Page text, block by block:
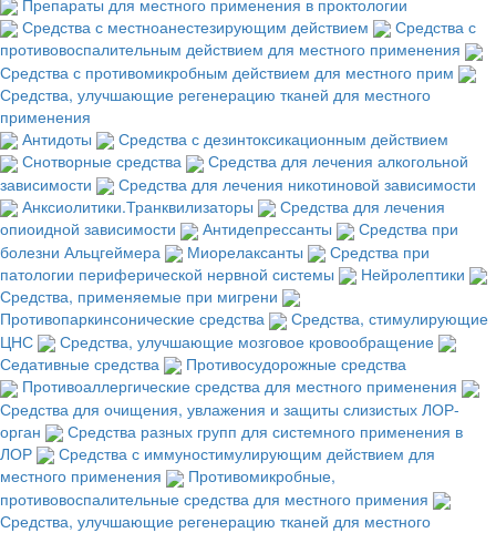
Средства с местноанестезирующим действием
Средства с
противовоспалительным действием для местного применения
Средства с противомикробным действием для местного прим
Средства, улучшающие регенерацию тканей для местного
применения
Антидоты
Средства с дезинтоксикационным действием
Снотворные средства
Средства для лечения алкогольной
зависимости
Средства для лечения никотиновой зависимости
Анксиолитики.Транквилизаторы
Средства для лечения
опиоидной зависимости
Антидепрессанты
Средства при
болезни Альцгеймера
Миорелаксанты
Средства при
патологии периферической нервной системы
Нейролептики
Средства, применяемые при мигрени
Противопаркинсонические средства
Средства, стимулирующие
ЦНС
Средства, улучшающие мозговое кровообращение
Седативные средства
Противосудорожные средства
Противоаллергические средства для местного применения
Средства для очищения, увлажения и защиты слизистых ЛОР-
орган
Средства разных групп для системного применения в
ЛОР
Средства с иммуностимулирующим действием для
местного применения
Противомикробные,
противовоспалительные средства для местного примения
Средства, улучшающие регенерацию тканей для местного